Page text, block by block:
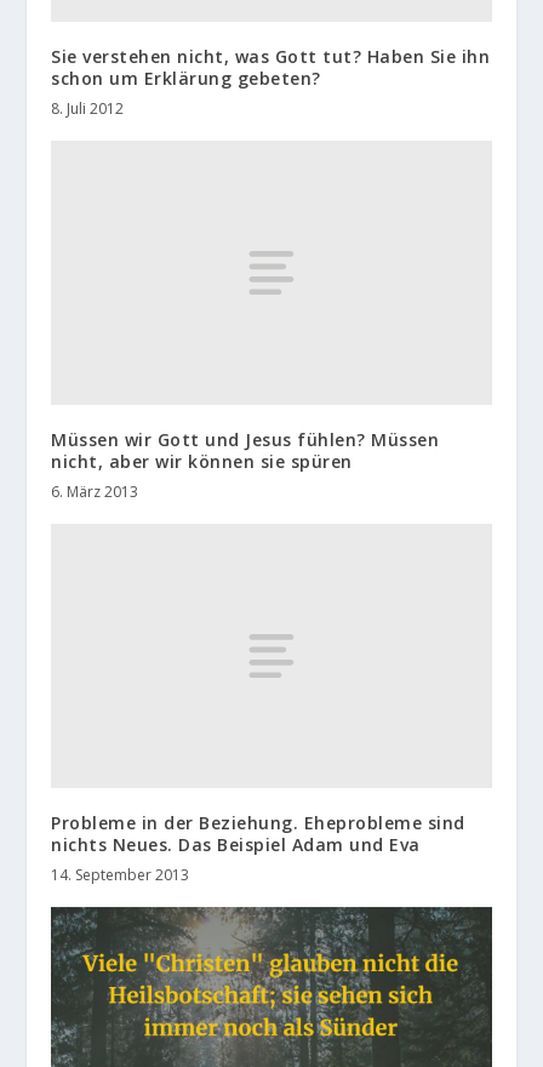
Sie verstehen nicht, was Gott tut? Haben Sie ihn
schon um Erklärung gebeten?
8. Juli 2012
Müssen wir Gott und Jesus fühlen? Müssen
nicht, aber wir können sie spüren
6. März 2013
Probleme in der Beziehung. Eheprobleme sind
nichts Neues. Das Beispiel Adam und Eva
14. September 2013